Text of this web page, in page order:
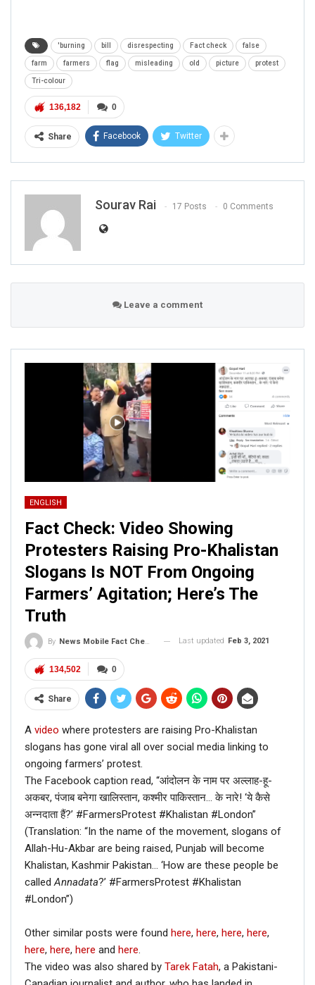
'burning bill disrespecting Fact check false
farm farmers flag misleading old picture protest
Tri-colour
0
136,182
Share Facebook Twitter
Sourav Rai 17 Posts 0 Comments
Leave a comment
ENGLISH
Fact Check: Video Showing
Protesters Raising Pro-Khalistan
Slogans Is NOT From Ongoing
Farmers’ Agitation; Here’s The
Truth
By News Mobile Fact Check Bureau Last updated Feb 3, 2021
0
134,502
Share
A video where protesters are raising Pro-Khalistan
slogans has gone viral all over social media linking to
ongoing farmers’ protest.
The Facebook caption read, “आंदोलन के नाम पर अल्लाह-हू-
अकबर, पंजाब बनेगा खालिस्तान, कश्मीर पाकिस्तान… के नारे! ‘ये कैसे
अन्नदाता हैं?’ #FarmersProtest #Khalistan #London”
(Translation: “In the name of the movement, slogans of
Allah-Hu-Akbar are being raised, Punjab will become
Khalistan, Kashmir Pakistan… ‘How are these people be
called Annadata?’ #FarmersProtest #Khalistan
#London”)
Other similar posts were found here, here, here, here,
here, here, here and here
The video was also shared by Tarek Fatah, a Pakistani-